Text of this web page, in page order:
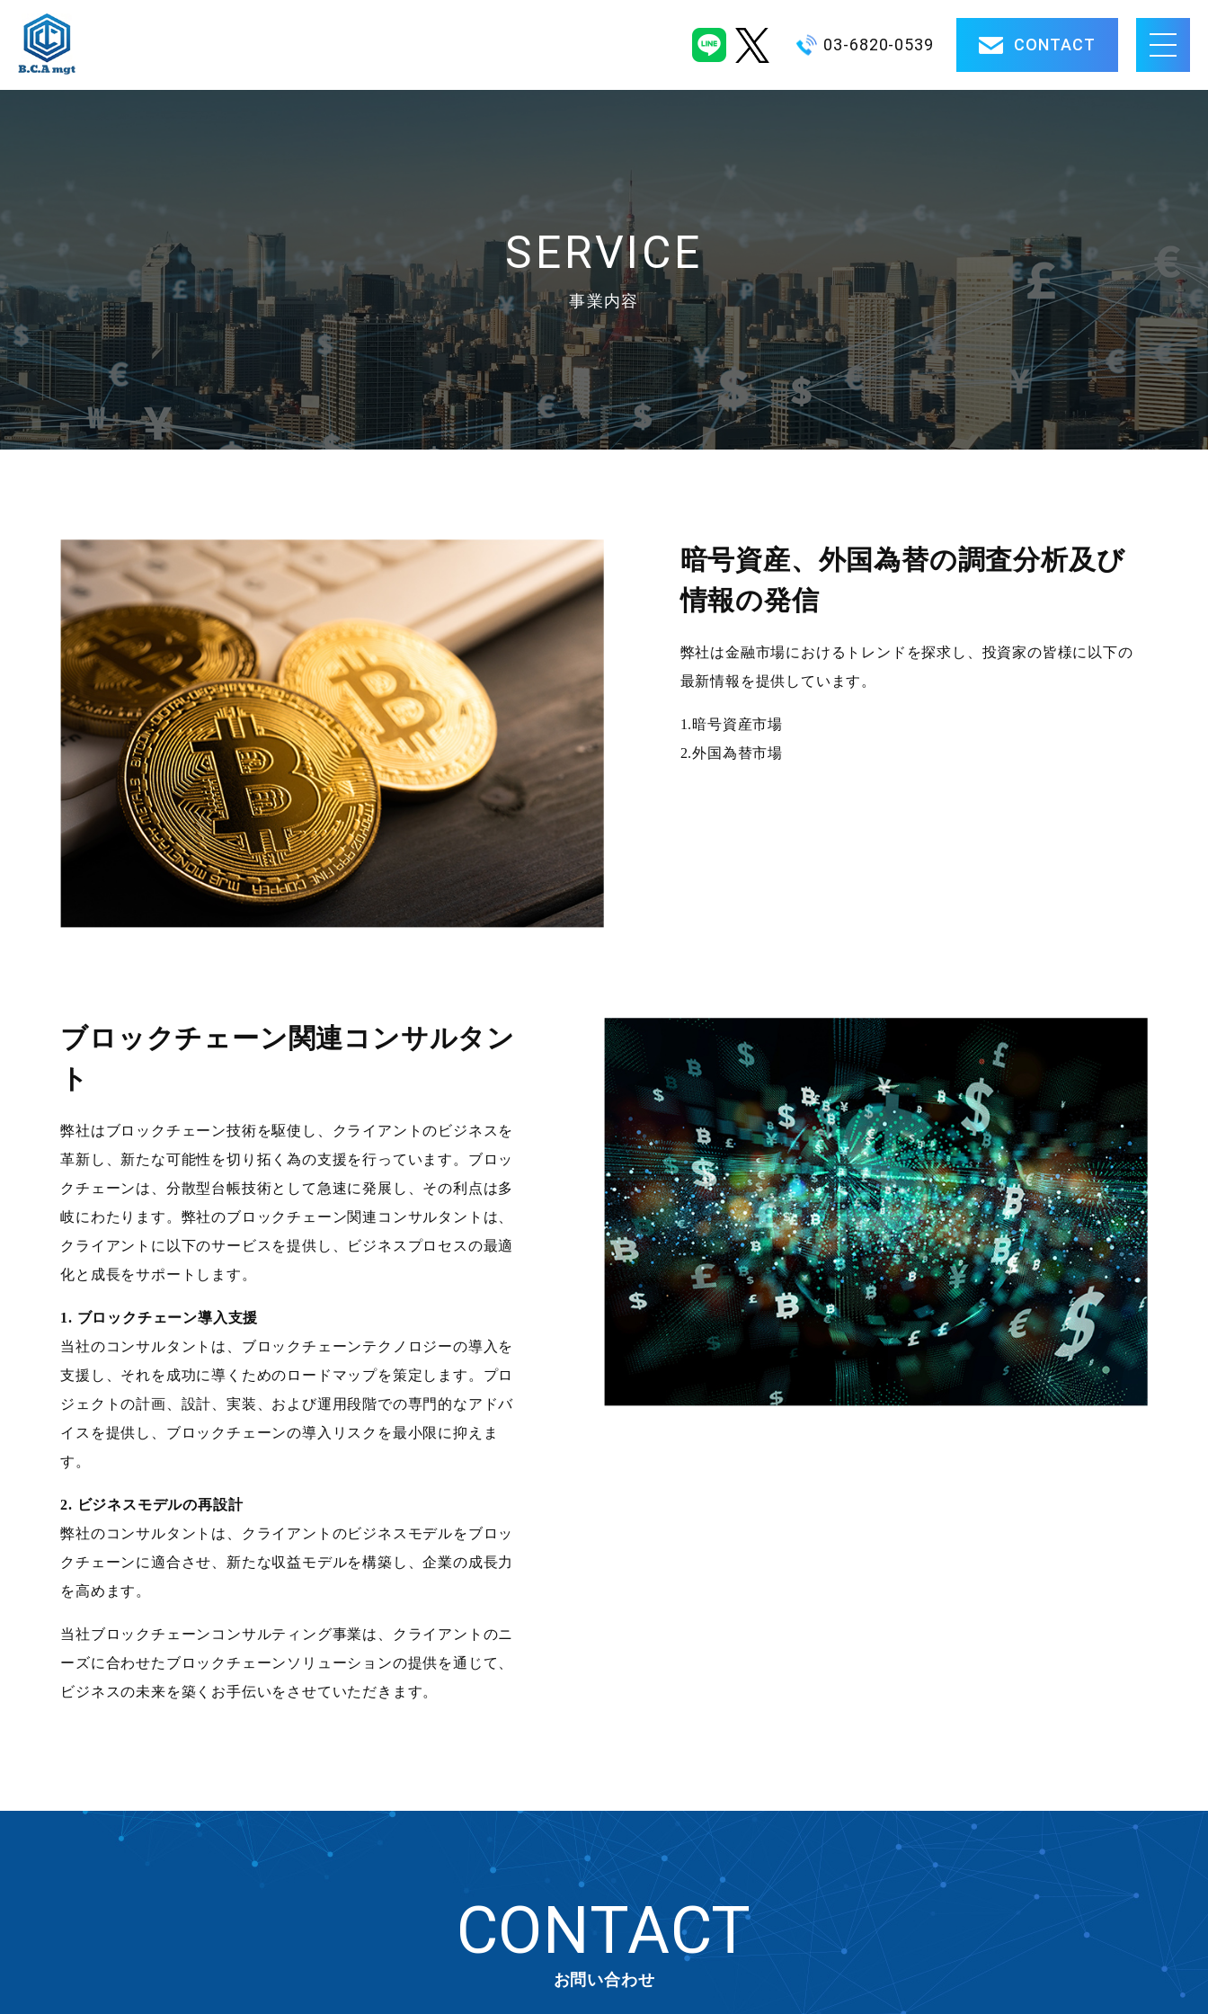
03-6820-0539 CONTACT
SERVICE
事業内容
暗号資産、外国為替の調査分析及び
情報の発信
弊社は金融市場におけるトレンドを探求し、投資家の皆様に以下の
最新情報を提供しています。
1.暗号資産市場
2.外国為替市場
ブロックチェーン関連コンサルタン
ト
弊社はブロックチェーン技術を駆使し、クライアントのビジネスを
革新し、新たな可能性を切り拓く為の支援を行っています。ブロッ
クチェーンは、分散型台帳技術として急速に発展し、その利点は多
岐にわたります。弊社のブロックチェーン関連コンサルタントは、
クライアントに以下のサービスを提供し、ビジネスプロセスの最適
化と成長をサポートします。
1. ブロックチェーン導入支援
当社のコンサルタントは、ブロックチェーンテクノロジーの導入を
支援し、それを成功に導くためのロードマップを策定します。プロ
ジェクトの計画、設計、実装、および運用段階での専門的なアドバ
イスを提供し、ブロックチェーンの導入リスクを最小限に抑えま
す。
2. ビジネスモデルの再設計
弊社のコンサルタントは、クライアントのビジネスモデルをブロッ
クチェーンに適合させ、新たな収益モデルを構築し、企業の成長力
を高めます。
当社ブロックチェーンコンサルティング事業は、クライアントのニ
ーズに合わせたブロックチェーンソリューションの提供を通じて、
ビジネスの未来を築くお手伝いをさせていただきます。
CONTACT
お問い合わせ